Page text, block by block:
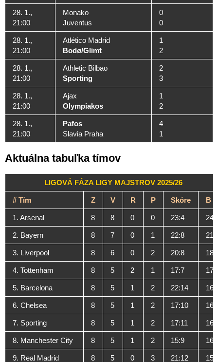
28. 1.,
21:00
Monako
Juventus
0
0
28. 1.,
21:00
Atlético Madrid
Bodø/Glimt
1
2
28. 1.,
21:00
Athletic Bilbao
Sporting
2
3
28. 1.,
21:00
Ajax
Olympiakos
1
2
28. 1.,
21:00
Pafos
Slavia Praha
4
1
Aktuálna tabuľka tímov
LIGOVÁ FÁZA LIGY MAJSTROV 2025/26
# Tím Z V R P Skóre B
1. Arsenal 8 8 0 0 23:4 24
2. Bayern 8 7 0 1 22:8 21
3. Liverpool 8 6 0 2 20:8 18
4. Tottenham 8 5 2 1 17:7 17
5. Barcelona 8 5 1 2 22:14 16
6. Chelsea 8 5 1 2 17:10 16
7. Sporting 8 5 1 2 17:11 16
8. Manchester City 8 5 1 2 15:9 16
9. Real Madrid 8 5 0 3 21:12 15